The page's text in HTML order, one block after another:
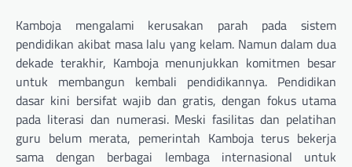
Kamboja mengalami kerusakan parah pada sistem
pendidikan akibat masa lalu yang kelam. Namun dalam dua
dekade terakhir, Kamboja menunjukkan komitmen besar
untuk membangun kembali pendidikannya. Pendidikan
dasar kini bersifat wajib dan gratis, dengan fokus utama
pada literasi dan numerasi. Meski fasilitas dan pelatihan
guru belum merata, pemerintah Kamboja terus bekerja
sama dengan berbagai lembaga internasional untuk